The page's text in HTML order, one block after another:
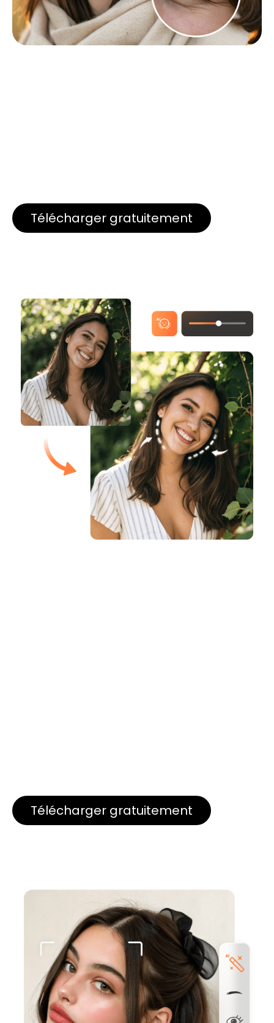
Télécharger gratuitement
Télécharger gratuitement